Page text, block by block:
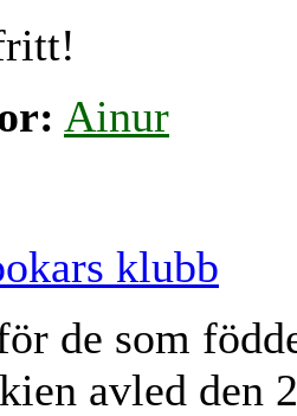
Ainur
klubb
de som
avled den 2